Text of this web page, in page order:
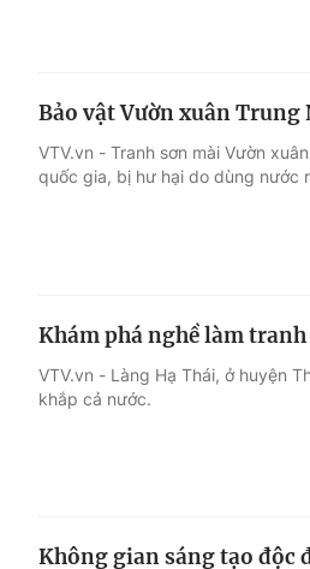
Bảo vật Vườn xuân Trung
VTV.vn - Tranh sơn mài Vườn
quốc gia, bị hư hại do dùng nước
Khám phá nghề làm
VTV.vn - Làng Hạ Thái, ở huyện
khắp cả nước.
Không gian sáng tạo độc